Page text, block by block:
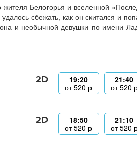
жителя Белогорья и вселенной
сбежать, как он скитался и
и необычной девушки по имени
2D
19:20
от520 р
21:40
от520
2D
18:50
от520 р
21:10
от520